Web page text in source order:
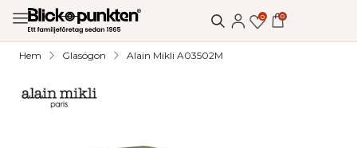
0 0
Hem Glasögon Alain Mikli A03502M